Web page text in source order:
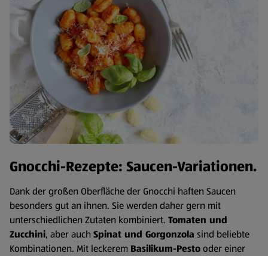
Gnocchi-Rezepte: Saucen-Variationen.
Dank der großen Oberfläche der Gnocchi haften Saucen
besonders gut an ihnen. Sie werden daher gern mit
unterschiedlichen Zutaten kombiniert. Tomaten und
Zucchini, aber auch Spinat und Gorgonzola sind beliebte
Kombinationen. Mit leckerem Basilikum-Pestooder einer